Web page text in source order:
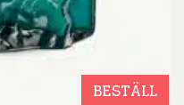
BESTÄLL